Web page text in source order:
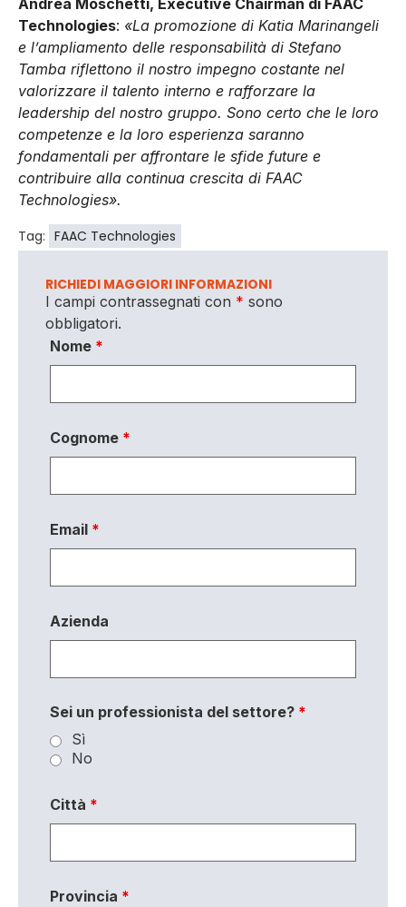
Andrea Moschetti, Executive Chairman di FAAC
Technologies: «La promozione di Katia Marinangeli
e l’ampliamento delle responsabilità di Stefano
Tamba riflettono il nostro impegno costante nel
valorizzare il talento interno e rafforzare la
leadership del nostro gruppo. Sono certo che le loro
competenze e la loro esperienza saranno
fondamentali per affrontare le sfide future e
contribuire alla continua crescita di FAAC
Technologies».
Tag: FAAC Technologies
RICHIEDI MAGGIORI INFORMAZIONI
I campi contrassegnati con * sono
obbligatori.
Nome *
Cognome *
Email *
Azienda
Sei un professionista del settore? *
Sì
No
Città *
Provincia *